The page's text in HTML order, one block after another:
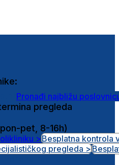
Pronađi najbližu
pregleda
pet, 8-16h)
>Besplatna kontrola
pregleda >